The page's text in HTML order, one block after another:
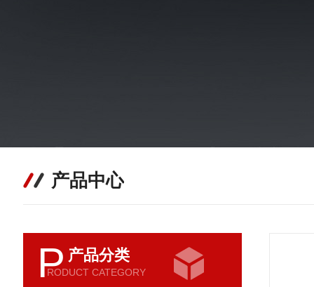
产品中心
P 产品分类
RODUCT CATEGORY